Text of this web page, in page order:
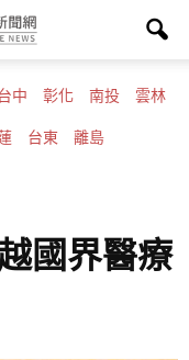
中 彰化 南投 雲林
台東 離島
國界醫療